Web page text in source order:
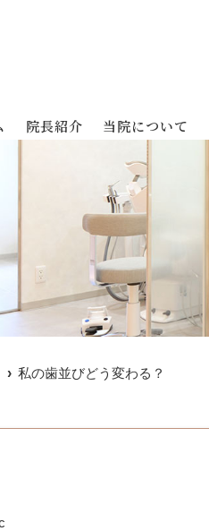
院長紹介 当院について
私の歯並びどう変わる？